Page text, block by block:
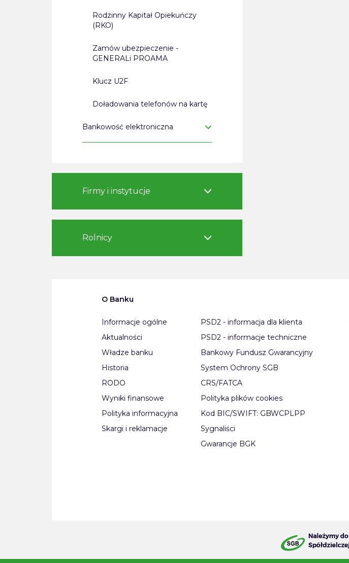
Rodzinny Kapitał Opiekuńczy
(RKO)
Zamów ubezpieczenie -
GENERALi PROAMA
Klucz U2F
Doładowania telefonów na kartę
Bankowość elektroniczna
Firmy i instytucje
Rolnicy
O Banku
Informacje ogólne
Aktualności
Władze banku
Historia
RODO
Wyniki finansowe
Polityka informacyjna
Skargi i reklamacje
PSD2 - informacja dla klienta
PSD2 - informacje techniczne
Bankowy Fundusz Gwarancyjny
System Ochrony SGB
CRS/FATCA
Polityka plików cookies
Kod BIC/SWIFT: GBWCPLPP
Sygnaliści
Gwarancje BGK